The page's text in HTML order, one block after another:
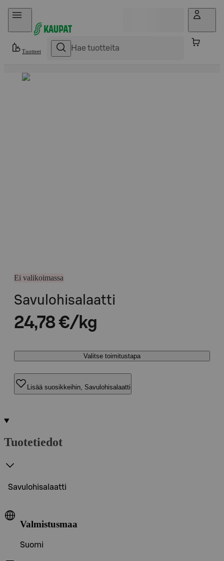
Hyppää sisältöön
Tuotteet
Ei valikoimassa
Savulohisalaatti
24,78 €/kg
Valitse toimitustapa
Lisää suosikkeihin, Savulohisalaatti
Tuotetiedot
Savulohisalaatti
Valmistusmaa
Suomi